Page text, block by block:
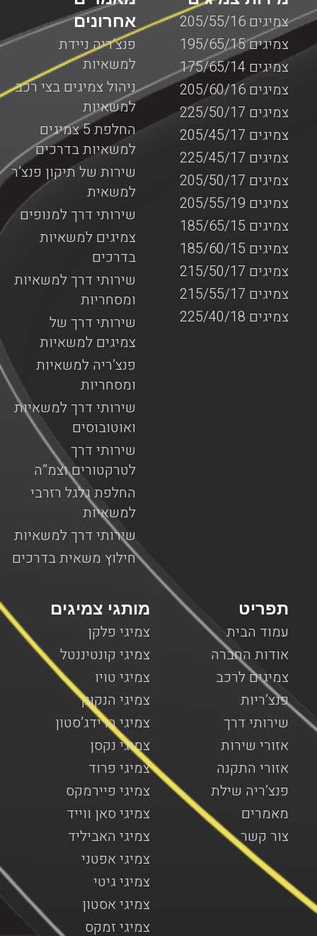
אחרונים
פנצ’ריה ניידת
למשאיות
ניהול צמיגים בצי רכב
למשאיות
החלפת 5 צמיגים
למשאיות בדרכים
שירות של תיקון פנצ’ר
למשאית
שירותי דרך למנופים
צמיגים למשאיות
בדרכים
שירותי דרך למשאיות
ומסחריות
שירותי דרך של
צמיגים למשאיות
פנצ’ריה למשאיות
ומסחריות
שירותי דרך למשאיות
ואוטובוסים
שירותי דרך
לטרקטורים וצמ”ה
החלפת גלגל רזרבי
למשאיות
שירותי דרך למשאיות
חילוץ משאית בדרכים
צמיגים 205/55/16
צמיגים 195/65/15
צמיגים 175/65/14
צמיגים 205/60/16
צמיגים 225/50/17
צמיגים 205/45/17
צמיגים 225/45/17
צמיגים 205/50/17
צמיגים 205/55/19
צמיגים 185/65/15
צמיגים 185/60/15
צמיגים 215/50/17
צמיגים 215/55/17
צמיגים 225/40/18
מותגי צמיגים
צמיגי פלקן
צמיגי קונטיננטל
צמיגי טויו
צמיגי הנקוק
צמיגי ברידג’סטון
צמיגי נקסן
צמיגי פרוד
צמיגי פיירמקס
צמיגי סאן ווייד
צמיגי האביליד
צמיגי אפטני
צמיגי גיטי
צמיגי אסטון
צמיגי זמקס
תפריט
עמוד הבית
אודות החברה
צמיגים לרכב
פנצ’ריות
שירותי דרך
אזורי שירות
אזורי התקנה
פנצ’ריה שילת
מאמרים
צור קשר